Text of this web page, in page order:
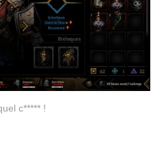
c***** !